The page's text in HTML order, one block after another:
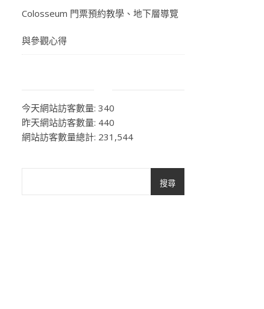
Colosseum 門票預約教學、地下層導覽
與參觀心得
今天網站訪客數量: 340
昨天網站訪客數量: 440
網站訪客數量總計: 231,544
搜尋